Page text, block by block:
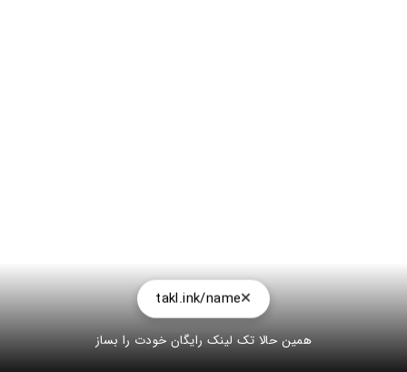
takl.ink/name
همین حالا تک لینک رایگان خودت را بساز